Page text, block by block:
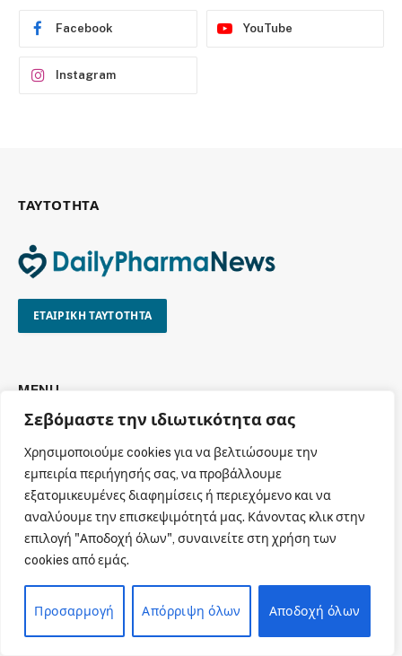
Σεβόμαστε την ιδιωτικότητα σας
Χρησιμοποιούμε cookies για να βελτιώσουμε την
εμπειρία περιήγησής σας, να προβάλλουμε
εξατομικευμένες διαφημίσεις ή περιεχόμενο και να
αναλύουμε την επισκεψιμότητά μας. Κάνοντας κλικ στην
επιλογή "Αποδοχή όλων", συναινείτε στη χρήση των
cookies από εμάς.
Προσαρμογή Απόρριψη όλων Αποδοχή όλων
Facebook YouTube
Instagram
ΤΑΥΤΟΤΗΤΑ
ΕΤΑΙΡΙΚΗ ΤΑΥΤΟΤΗΤΑ
MENU
Αρχική
Όροι χρήσης
Πολιτική cookies
Πολιτική απορρήτου
Πνευματική Ιδιοκτησία